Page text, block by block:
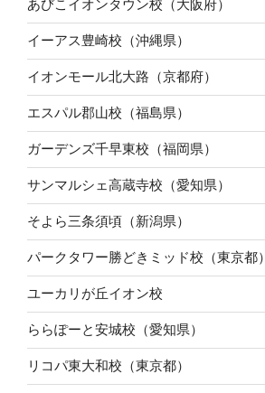
あびこイオンタウン校（大阪府）
イーアス豊崎校（沖縄県）
イオンモール北大路（京都府）
エスパル郡山校（福島県）
ガーデンズ千早東校（福岡県）
サンマルシェ高蔵寺校（愛知県）
そよら三条須頃（新潟県）
パークタワー勝どきミッド校（東京都）
ユーカリが丘イオン校
ららぽーと安城校（愛知県）
リコパ東大和校（東京都）